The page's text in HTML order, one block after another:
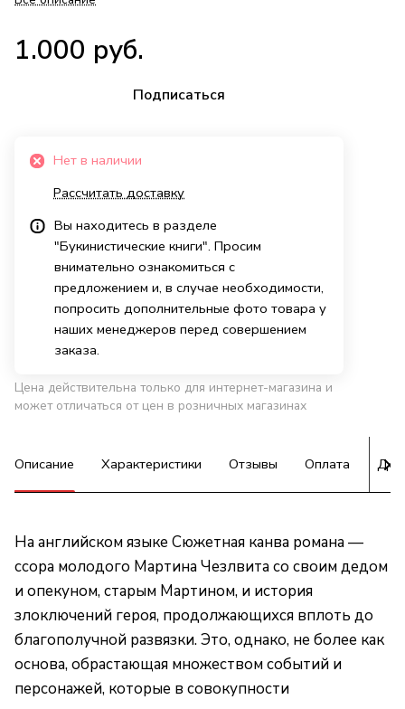
1.000 руб.
Подписаться
Нет в наличии
Рассчитать доставку
Вы находитесь в разделе
"Букинистические книги". Просим
внимательно ознакомиться с
предложением и, в случае необходимости,
попросить дополнительные фото товара у
наших менеджеров перед совершением
заказа.
Цена действительна только для интернет-магазина и
может отличаться от цен в розничных магазинах
Описание Характеристики Отзывы Оплата
На английском языке Сюжетная канва романа —
ссора молодого Мартина Чезлвита со своим дедом
и опекуном, старым Мартином, и история
злоключений героя, продолжающихся вплоть до
благополучной развязки. Это, однако, не более как
основа, обрастающая множеством событий и
персонажей, которые в совокупности